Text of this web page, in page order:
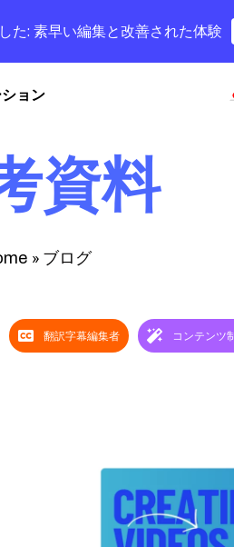
ョン
資料
» ブログ
翻訳字幕編集者 コンテンツ
た: 素早い編集と改善された体験